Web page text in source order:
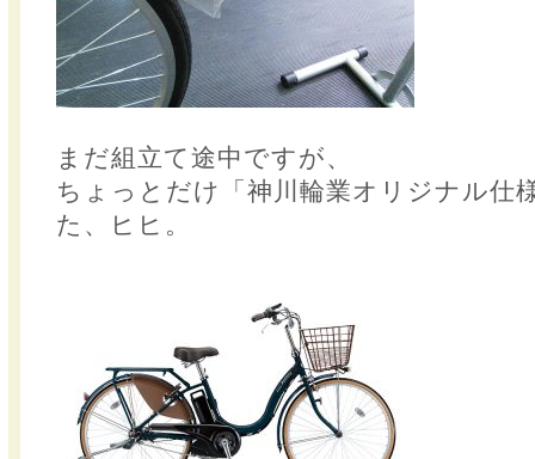
まだ組立て途中ですが、
ちょっとだけ「神川輪業オリジナル仕
た、ヒヒ。